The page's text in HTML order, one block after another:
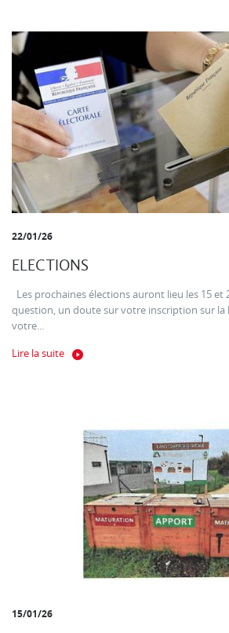
22/01/26
ELECTIONS
Les prochaines élections auront lieu les 15 et
question, un doute sur votre inscription sur la
votre...
Lire la suite
15/01/26